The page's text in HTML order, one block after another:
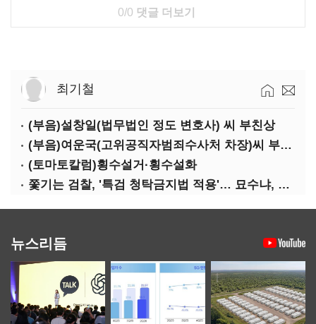
0/0 댓글 더보기
최기철
(부음)설창일(법무법인 정도 변호사) 씨 부친상
(부음)여운국(고위공직자범죄수사처 차장)씨 부친상
(토마토칼럼)횡수설거·횡수설화
쫓기는 검찰, '특검 청탁금지법 적용'… 묘수냐, 무리수냐
뉴스리듬